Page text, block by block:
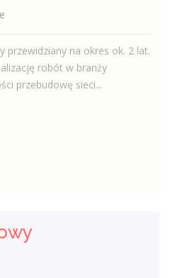
przewidziany na okres ok. 2 lat.
robót w branży
przebudowę sieci...